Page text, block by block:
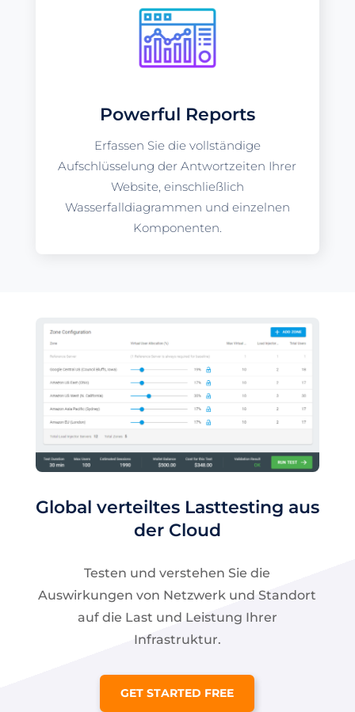
Powerful Reports
Erfassen Sie die vollständige
Aufschlüsselung der Antwortzeiten Ihrer
Website, einschließlich
Wasserfalldiagrammen und einzelnen
Komponenten.
Global verteiltes Lasttesting aus
der Cloud
Testen und verstehen Sie die
Auswirkungen von Netzwerk und Standort
auf die Last und Leistung Ihrer
Infrastruktur.
GET STARTED FREE